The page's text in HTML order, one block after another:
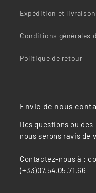
Expédition et livraison
Conditions générales
Politique de retour
Envie de nous
Des questions ou
nous serons ravis de
Contactez-nous à :
(+33)07.54.05.71.66